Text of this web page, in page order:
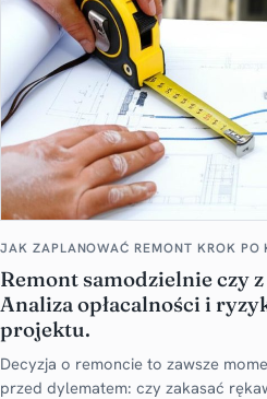
JAK ZAPLANOWAĆ REMONT KROK PO
Remont samodzielnie czy
Analiza opłacalności i
projektu.
Decyzja o remoncie to zawsze
przed dylematem: czy zakasać